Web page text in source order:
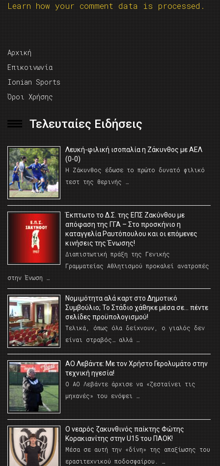
Learn how your comment data is processed.
Αρχική
Επικοινωνία
Ionian Sports
Όροι Χρήσης
Τελευταίες Ειδήσεις
Λευκή-φιλική ισοπαλία η Ζάκυνθος με ΑΕΛ
(0-0)
Η Ζάκυνθος έδωσε το πρώτο δυνατό φιλικό
τεστ της θερινής …
Έκπτωτο το Δ.Σ. της ΕΠΣ Ζακύνθου με
απόφαση της ΓΓΑ – Στο προσκήνιο η
καταγγελία Ραυτόπουλου και οι επόμενες
κινήσεις της Ένωσης!
Διαπιστωτική πράξη της Γενικής
Γραμματείας Αθλητισμού προκαλεί ανατροπές
στην Ένωση …
Νομιμότητα αλά καρτ στο Δημοτικό
Συμβούλιο; Το Στάδιο χάθηκε μέσα σε… πέντε
σελίδες προϋπολογισμού!
Τελικά, όπως όλα δείχνουν, ο γιαλός δεν
είναι στραβός… αλλά …
ΑΟ Λεβάντε: Με τον Χρήστο Γερολυμάτο στην
τεχνική ηγεσία!
Ο ΑΟ Λεβάντε άρχισε να «ζεσταίνει τις
μηχανές» του ενόψει …
O νεαρός ζακυνθινός παίκτης Φώτης
Κορακιανίτης στην U15 του ΠΑΟΚ!
Μέσα σε αυτή την «δίνη» της απαξίωσης του
ερασιτεχνικού ποδοσφαίρου. …